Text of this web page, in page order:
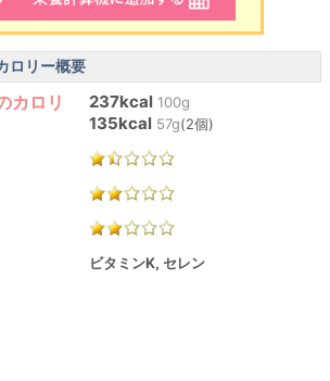
ロリー概要
カロリ
237kcal 100g
135kcal 57g(2個)
ビタミンK, セレン